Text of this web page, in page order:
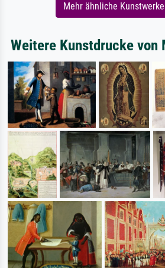
Mehr ähnliche
Weitere Kunstdrucke von